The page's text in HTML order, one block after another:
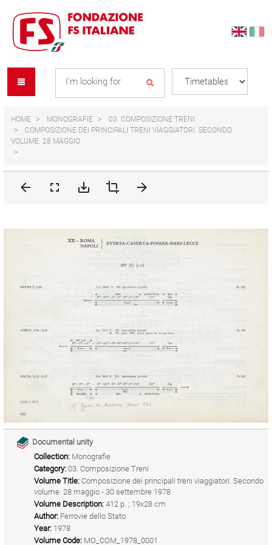
content
navigation
menu
HOME MONOGRAFIE
03. COMPOSIZIONE TRENI
COMPOSIZIONE DEI PRINCIPALI TRENI VIAGGIATORI. SECONDO
VOLUME. 28 MAGGIO
Documental unity
Collection: Monografie
Category: 03. Composizione Treni
Volume Title: Composizione dei principali treni viaggiatori. Secondo
volume. 28 maggio - 30 settembre 1978
Volume Description: 412 p. ; 19x28 cm
Author: Ferrovie dello Stato
Year: 1978
Volume Code: MO_COM_1978_0001